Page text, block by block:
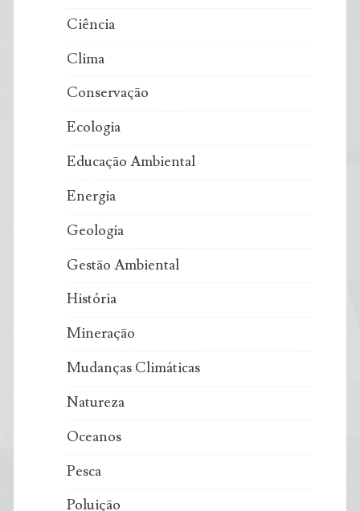
Ciência
Clima
Conservação
Ecologia
Educação Ambiental
Energia
Geologia
Gestão Ambiental
História
Mineração
Mudanças Climáticas
Natureza
Oceanos
Pesca
Poluição